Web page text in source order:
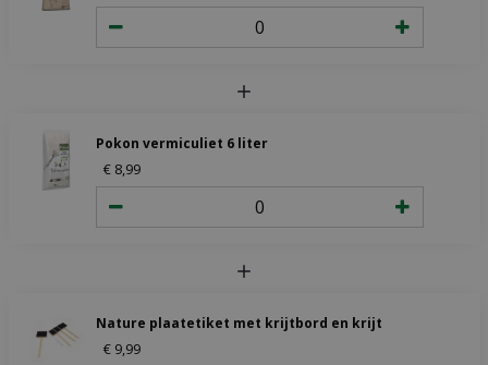
Pokon vermiculiet 6 liter
€ 8 99
Nature plaatetiket met krijtbord en krijt
€ 9 99